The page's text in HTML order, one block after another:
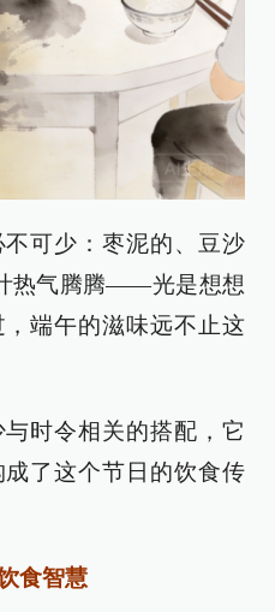
可少：枣泥的、豆沙
热气腾腾——光是想想
端午的滋味远不止这
时令相关的搭配，它
了这个节日的饮食传
食智慧